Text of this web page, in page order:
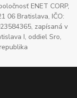
ENET CORP,
06 Bratislava, IČO:
zapísaná v
I, oddiel Sro,